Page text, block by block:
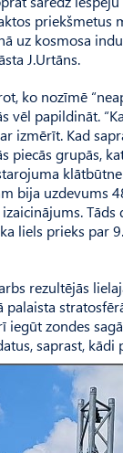
priekšmetus
uz kosmosa
J.Ur­tāns.
ko nozīmē
vēl papildināt.
izmērīt. Kad
piecās grupās,
bija uzdevums
liels prieks par
rezultējās
zondes
saprast, kādi